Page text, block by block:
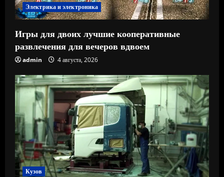
Электрика и электроника
Игры для двоих лучшие кооперативные
развлечения для вечеров вдвоем
admin 4 августа, 2026
Кузов